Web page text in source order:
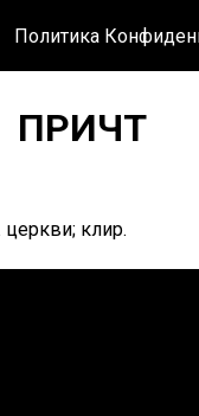
Политика
ПРИЧТ
клир.